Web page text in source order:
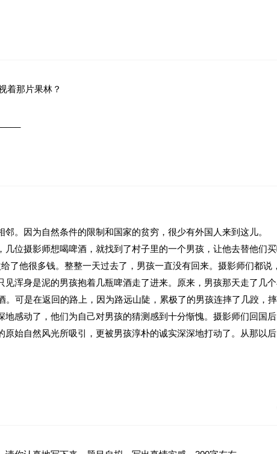
着那片果林？
。因为自然条件的限制和国家的贫穷，很少有外国人来到这儿。
位摄影师想喝啤酒，就找到了村子里的一个男孩，让他去替他们
他很多钱。整整一天过去了，男孩一直没有回来。摄影师们都说
浑身是泥的男孩抱着几瓶啤酒走了进来。原来，男孩那天走了几
可是在返回的路上，因为路远山陡，累极了的男孩连摔了几跤，摔
感动了，他们为自己对男孩的猜测感到十分惭愧。摄影师们回国
始自然风光所吸引，更被男孩淳朴的诚实深深地打动了。从那以
惭愧，是因为